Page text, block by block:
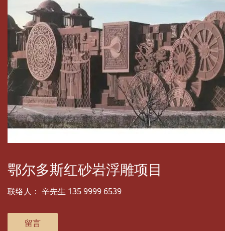
鄂尔多斯红砂岩浮雕项目
联络人： 辛先生 135 9999 6539
留言